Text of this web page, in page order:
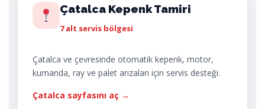
Çatalca Kepenk Tamiri
7 alt servis bölgesi
Çatalca ve çevresinde otomatik kepenk, motor,
kumanda, ray ve palet arızaları için servis desteği.
Çatalca sayfasını aç →